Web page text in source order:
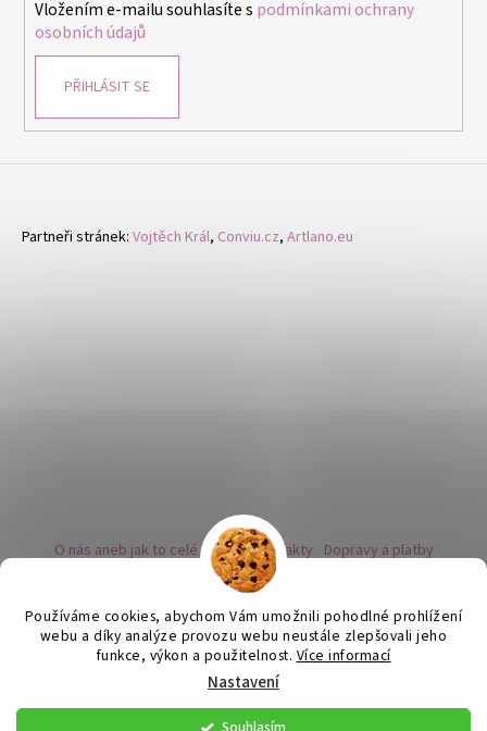
Používáme cookies, abychom Vám umožnili pohodlné prohlížení
webu a díky analýze provozu webu neustále zlepšovali jeho
funkce, výkon a použitelnost. Více informací
Nastavení
Vložením e-mailu souhlasíte s podmínkami ochrany
osobních údajů
PŘIHLÁSIT SE
Partneři stránek: Vojtěch Král, Conviu.cz, Artlano.eu
O nás aneb jak to celé začalo Kontakty Dopravy a platby
Kovy a puncovní značky Naše nabídka náušnic
Instagram - sledujte nás
Obchodní podmínky Ochrana osobních údajů
Zpětný odběr vysloužilých bateriích
Vytvořil Shoptet